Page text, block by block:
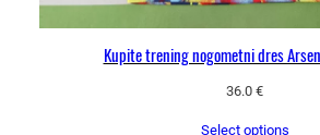
Kupite trening nogometni dres
36.0 €
Select options